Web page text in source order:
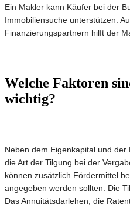
Ein Makler kann Käufer bei der
Immobiliensuche unterstützen.
Finanzierungspartnern hilft der
Welche Faktoren
wichtig?
Neben dem Eigenkapital und
die Art der Tilgung bei der
können zusätzlich Fördermittel
angegeben werden sollten. Die
Das Annuitätsdarlehen, die